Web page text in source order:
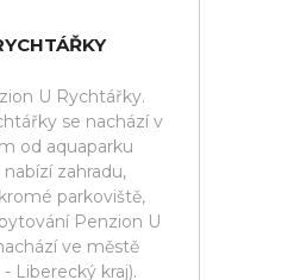
U Rychtářky.
se nachází v
od aquaparku
zahradu,
parkoviště,
Penzion U
ve městě
Liberecký kraj).